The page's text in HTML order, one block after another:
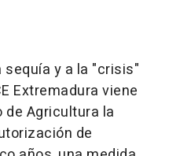
sequía y a la "crisis"
Extremadura viene
Agricultura la
de